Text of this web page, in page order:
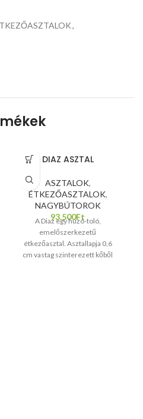
,
DIAZ ASZTAL
ASZTALOK,
ÉTKEZŐASZTALOK,
NAGYBÚTOROK
93.500Ft
A Diaz egy húzó-toló,
emelőszerkezetű
étkezőasztal. Asztallapja 0,6
cm vastag szinterezett kőből